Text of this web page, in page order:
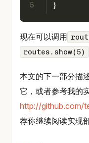
5
}
现在可以调用
routes.show(5)
本文的下一部分描
它，或者参考我的
http://github.com/
荐你继续阅读实现部